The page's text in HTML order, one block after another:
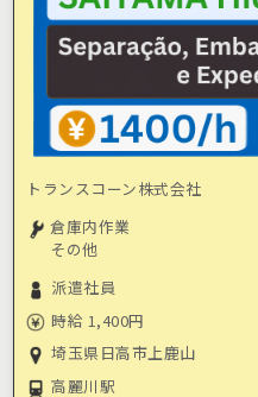
トランスコーン株式会社
倉庫内作業
その他
派遣社員
時給 1,400円
埼玉県日高市上鹿山
高麗川駅